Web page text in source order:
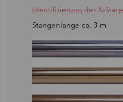
Identifizierung der X-
Stangenlänge ca. 3 m